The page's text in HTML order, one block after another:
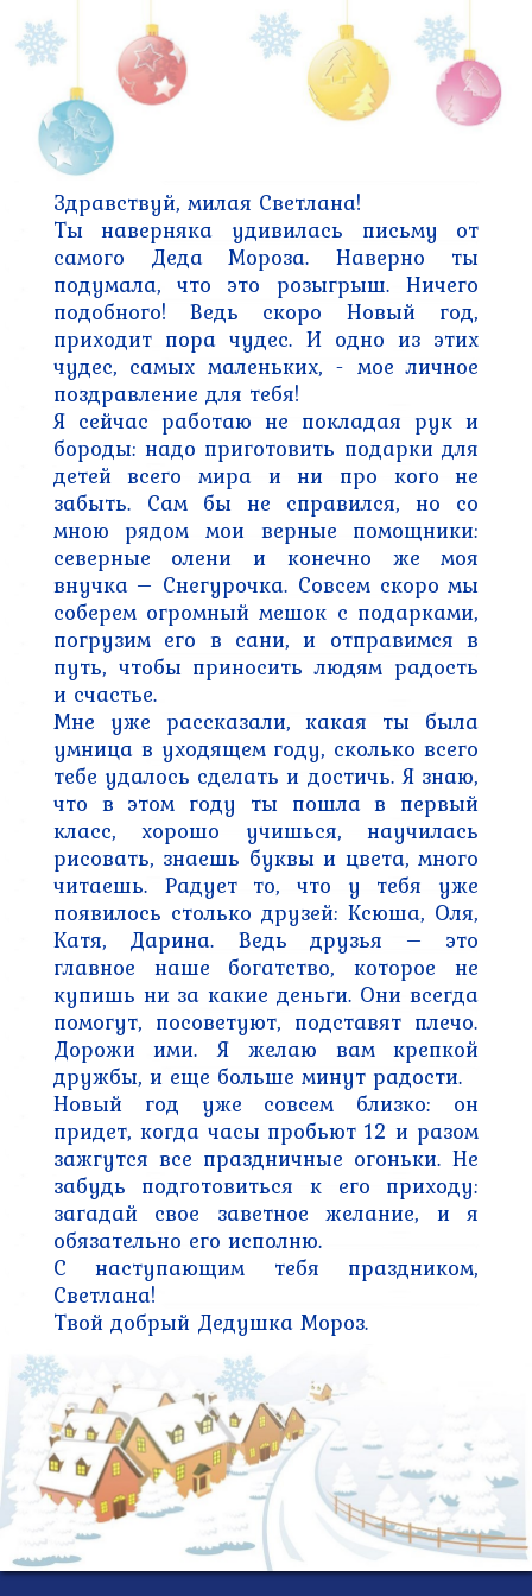
Здравствуй, милая Светлана!
Ты наверняка удивилась письму от
самого Деда Мороза. Наверно ты
подумала, что это розыгрыш. Ничего
подобного! Ведь скоро Новый год,
приходит пора чудес. И одно из этих
чудес, самых маленьких, - мое личное
поздравление для тебя!
Я сейчас работаю не покладая рук и
бороды: надо приготовить подарки для
детей всего мира и ни про кого не
забыть. Сам бы не справился, но со
мною рядом мои верные помощники:
северные олени и конечно же моя
внучка – Снегурочка. Совсем скоро мы
соберем огромный мешок с подарками,
погрузим его в сани, и отправимся в
путь, чтобы приносить людям радость
и счастье.
Мне уже рассказали, какая ты была
умница в уходящем году, сколько всего
тебе удалось сделать и достичь. Я знаю,
что в этом году ты пошла в первый
класс, хорошо учишься, научилась
рисовать, знаешь буквы и цвета, много
читаешь. Радует то, что у тебя уже
появилось столько друзей: Ксюша, Оля,
Катя, Дарина. Ведь друзья – это
главное наше богатство, которое не
купишь ни за какие деньги. Они всегда
помогут, посоветуют, подставят плечо.
Дорожи ими. Я желаю вам крепкой
дружбы, и еще больше минут радости.
Новый год уже совсем близко: он
придет, когда часы пробьют 12 и разом
зажгутся все праздничные огоньки. Не
забудь подготовиться к его приходу:
загадай свое заветное желание, и я
обязательно его исполню.
С наступающим тебя праздником,
Светлана!
Твой добрый Дедушка Мороз.